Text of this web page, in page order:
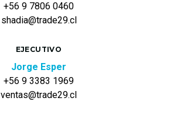
+56 9 7806 0460
shadia@trade29.cl
EJECUTIVO
Jorge Esper
+56 9 3383 1969
ventas@trade29.cl